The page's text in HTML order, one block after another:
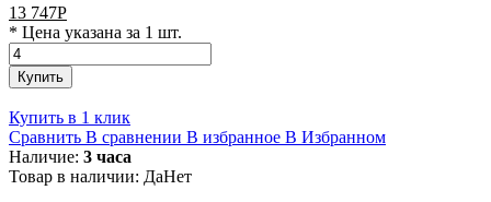
13 747Р
* Цена указана за 1 шт.
Купить
Купить в 1 клик
Сравнить В сравнении В избранное В Избранном
Наличие: 3 часа
Товар в наличии: ДаНет